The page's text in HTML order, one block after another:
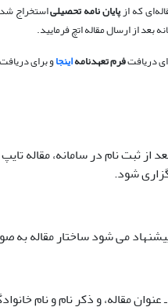
که ازپایان نامه تحصیلیاستخراج
بعد از ارسال مقاله اتچ فرمایید.
دریافتفرم تعهدنامهاینجاو برای
شود.